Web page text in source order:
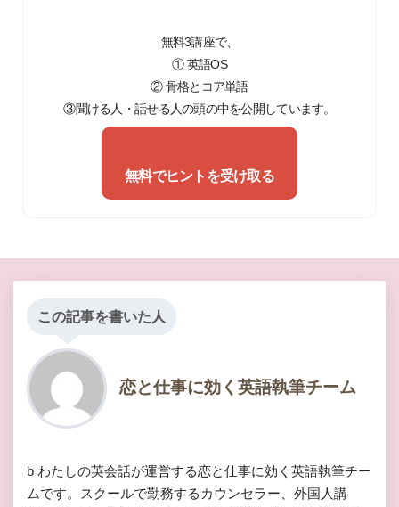
無料3講座で、
① 英語OS
② 骨格とコア単語
③聞ける人・話せる人の頭の中を公開しています。
無料でヒントを受け取る
この記事を書いた人
恋と仕事に効く英語執筆チーム
b わたしの英会話が運営する恋と仕事に効く英語執筆チー
ムです。スクールで勤務するカウンセラー、外国人講